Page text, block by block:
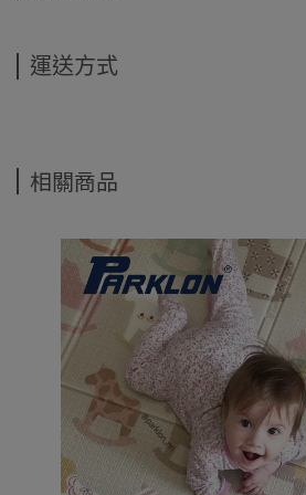
運送方式
相關商品